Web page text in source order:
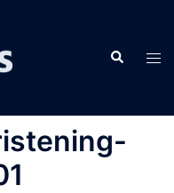
Search